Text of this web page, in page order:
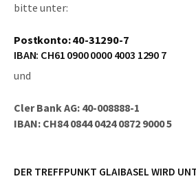
bitte unter:
Postkonto: 40-31290-7
IBAN: CH61 0900 0000 4003 1290 7
und
Cler Bank AG: 40-008888-1
IBAN: CH84 0844 0424 0872 9000 5
DER TREFFPUNKT GLAIBASEL WIRD